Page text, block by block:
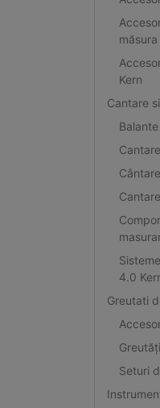
măsura
Kern
Cantare
4.0
Greutati
Seturi